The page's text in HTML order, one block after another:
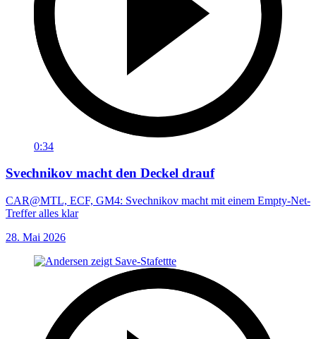
0:34
Svechnikov macht den Deckel drauf
CAR@MTL, ECF, GM4: Svechnikov macht mit einem Empty-Net-
Treffer alles klar
28. Mai 2026